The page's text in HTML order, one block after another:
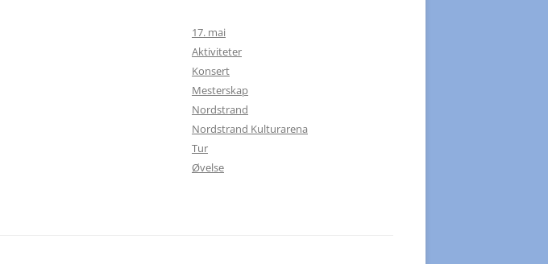
17. mai
Aktiviteter
Konsert
Mesterskap
Nordstrand
Nordstrand Kulturarena
Tur
Øvelse